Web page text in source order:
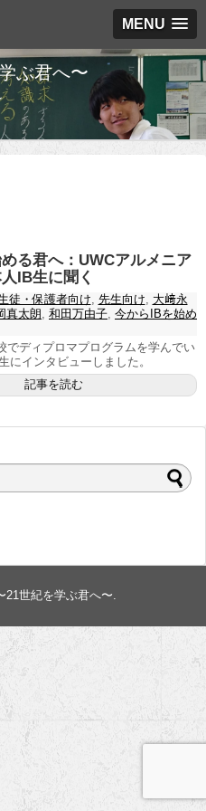
MENU
ぶ君へ〜
る君へ：UWCアルメニア
IB生に聞く
徒・保護者向け, 先生向け, 大﨑永
真太朗, 和田万由子, 今からIBを始め
でディプロマプログラムを学んでい
にインタビューしました。
記事を読む
21世紀を学ぶ君へ〜.